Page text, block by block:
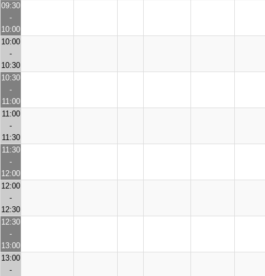
09:30
-
10:00
10:00
-
10:30
10:30
-
11:00
11:00
-
11:30
11:30
-
12:00
12:00
-
12:30
12:30
-
13:00
13:00
-